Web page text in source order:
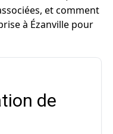
et comment
à Ézanville pour
de